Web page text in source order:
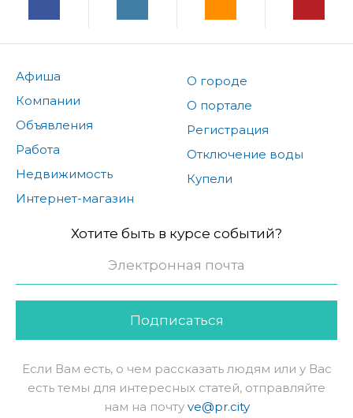
Афиша
Компании
Объявления
Работа
Недвижимость
Интернет-магазин
О городе
О портале
Регистрация
Отключение воды
Купели
Хотите быть в курсе событий?
Подписаться
Если Вам есть, о чем рассказать людям или у Вас
есть темы для интересных статей, отправляйте
нам на почту ve@pr.city